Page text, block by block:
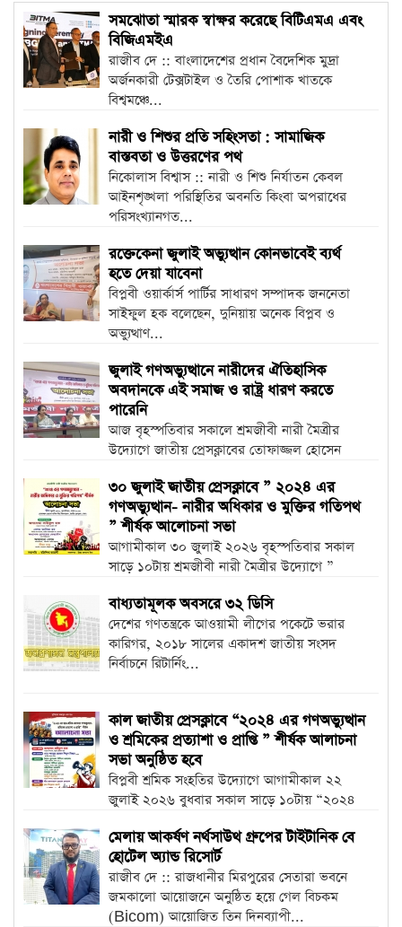
সমঝোতা স্মারক স্বাক্ষর করেছে বিটিএমএ এবং
বিজিএমইএ
রাজীব দে :: বাংলাদেশের প্রধান বৈদেশিক মুদ্রা
অর্জনকারী টেক্সটাইল ও তৈরি পোশাক খাতকে
বিশ্বমঞ্চে...
নারী ও শিশুর প্রতি সহিংসতা : সামাজিক
বাস্তবতা ও উত্তরণের পথ
নিকোলাস বিশ্বাস :: নারী ও শিশু নির্যাতন কেবল
আইনশৃঙ্খলা পরিস্থিতির অবনতি কিংবা অপরাধের
পরিসংখ্যানগত...
রক্তেকেনা জুলাই অভ্যুত্থান কোনভাবেই ব্যর্থ
হতে দেয়া যাবেনা
বিপ্লবী ওয়ার্কার্স পার্টির সাধারণ সম্পাদক জননেতা
সাইফুল হক বলেছেন, দুনিয়ায় অনেক বিপ্লব ও
অভ্যুত্থাণ...
জুলাই গণঅভ্যুত্থানে নারীদের ঐতিহাসিক
অবদানকে এই সমাজ ও রাষ্ট্র ধারণ করতে
পারেনি
আজ বৃহস্পতিবার সকালে শ্রমজীবী নারী মৈত্রীর
উদ্যোগে জাতীয় প্রেসক্লাবের তোফাজ্জল হোসেন
৩০ জুলাই জাতীয় প্রেসক্লাবে ” ২০২৪ এর
গণঅভ্যুত্থান- নারীর অধিকার ও মুক্তির গতিপথ
” শীর্ষক আলোচনা সভা
আগামীকাল ৩০ জুলাই ২০২৬ বৃহস্পতিবার সকাল
সাড়ে ১০টায় শ্রমজীবী নারী মৈত্রীর উদ্যোগে ”
বাধ্যতামূলক অবসরে ৩২ ডিসি
দেশের গণতন্ত্রকে আওয়ামী লীগের পকেটে ভরার
কারিগর, ২০১৮ সালের একাদশ জাতীয় সংসদ
নির্বাচনে রিটার্নিং...
কাল জাতীয় প্রেসক্লাবে “২০২৪ এর গণঅভ্যুত্থান
ও শ্রমিকের প্রত্যাশা ও প্রাপ্তি ” শীর্ষক আলাচনা
সভা অনুষ্ঠিত হবে
বিপ্লবী শ্রমিক সংহতির উদ্যোগে আগামীকাল ২২
জুলাই ২০২৬ বুধবার সকাল সাড়ে ১০টায় “২০২৪
মেলায় আকর্ষণ নর্থসাউথ গ্রুপের টাইটানিক বে
হোটেল অ্যান্ড রিসোর্ট
রাজীব দে :: রাজধানীর মিরপুরের সেতারা ভবনে
জমকালো আয়োজনে অনুষ্ঠিত হয়ে গেল বিচকম
(Bicom) আয়োজিত তিন দিনব্যাপী...